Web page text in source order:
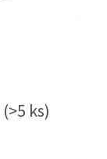
(>5 ks)